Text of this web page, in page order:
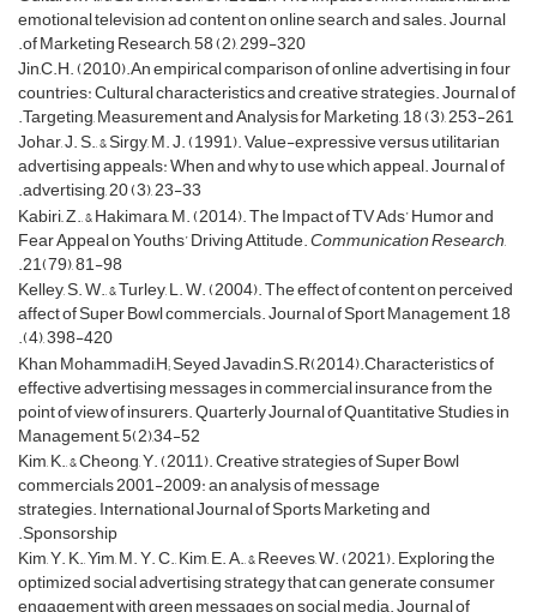
emotional television ad content on online search and sales. Journal
of Marketing Research, 58 (2), 299-320.
Jin,C.H. (2010).An empirical comparison of online advertising in four
countries: Cultural characteristics and creative strategies. Journal of
Targeting, Measurement and Analysis for Marketing, 18 (3), 253-261.
Johar, J. S., & Sirgy, M. J. (1991). Value-expressive versus utilitarian
advertising appeals: When and why to use which appeal. Journal of
advertising, 20 (3), 23-33.
Kabiri,, Z., & Hakimara, M. (2014). The Impact of TV Ads’ Humor and
Fear Appeal on Youths’ Driving Attitude.Communication Research,
21(79), 81-98.
Kelley, S. W., & Turley, L. W. (2004). The effect of content on perceived
affect of Super Bowl commercials. Journal of Sport Management, 18
(4), 398-420.
Khan Mohammadi,H; Seyed Javadin,S.R(2014).Characteristics of
effective advertising messages in commercial insurance from the
point of view of insurers. Quarterly Journal of Quantitative Studies in
Management, 5(2),34-52
Kim, K., & Cheong, Y. (2011). Creative strategies of Super Bowl
commercials 2001-2009: an analysis of message
strategies. International Journal of Sports Marketing and
Sponsorship.
Kim, Y. K., Yim, M. Y. C., Kim, E. A., & Reeves, W. (2021). Exploring the
optimized social advertising strategy that can generate consumer